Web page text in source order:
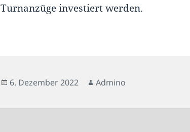
Turnanzüge investiert werden.
Veröffentlicht
6. Dezember 2022 Autor
Admino